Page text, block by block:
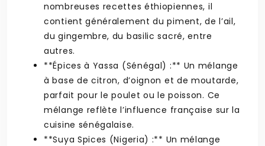
nombreuses recettes éthiopiennes, il
contient généralement du piment, de l’ail,
du gingembre, du basilic sacré, entre
autres.
**Épices à Yassa (Sénégal) :** Un mélange
à base de citron, d’oignon et de moutarde,
parfait pour le poulet ou le poisson. Ce
mélange reflète l’influence française sur la
cuisine sénégalaise.
**Suya Spices (Nigeria) :** Un mélange